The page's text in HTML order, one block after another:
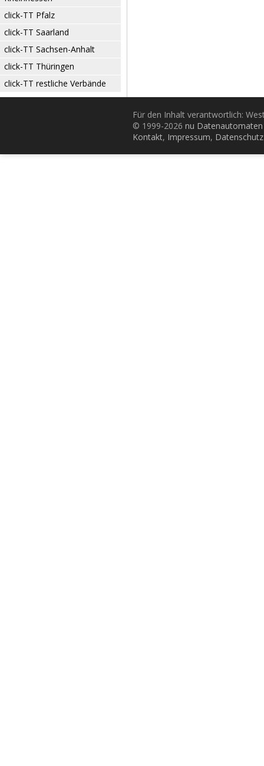
click-TT Pfalz
click-TT Saarland
click-TT Sachsen-Anhalt
click-TT Thüringen
click-TT restliche Verbände
Für den Inhalt verantwortlich:
© 1999-2026 nu
Kontakt, Impressum, Datenschutz